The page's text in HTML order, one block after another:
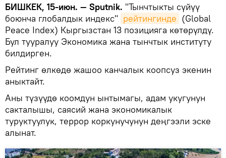
БИШКЕК, 15-июн. — Sputnik. "Тынчтыкты сүйүү
боюнча глобалдык индекс" рейтингинде (Global
Peace Index) Кыргызстан 13 позицияга көтөрүлдү.
Бул тууралуу Экономика жана тынчтык институту
билдирген.
Рейтинг өлкөдө жашоо канчалык коопсуз экенин
аныктайт.
Аны түзүүдө коомдун ынтымагы, адам укугунун
сакталышы, саясий жана экономикалык
туруктуулук, террор коркунучунун деңгээли эске
алынат.